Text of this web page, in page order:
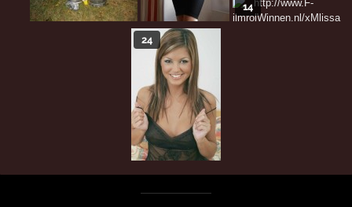
14
24